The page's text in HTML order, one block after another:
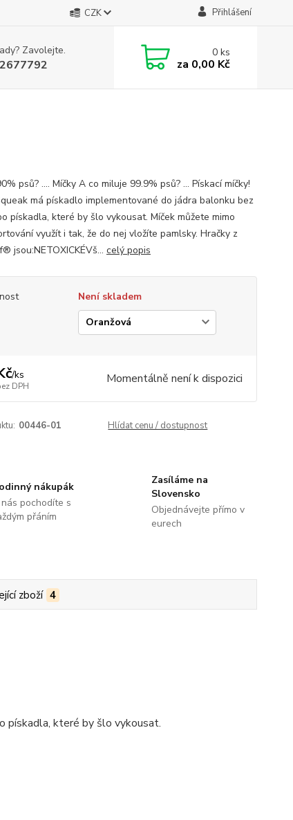
CZK Přihlášení
Zavolejte. 0ks
za 0,00 Kč
psů? .... Míčky A co miluje 99.9% psů? ... Pískací míčky!
má pískadlo implementované do jádra balonku bez
pískadla, které by šlo vykousat. Míček můžete mimo
využít i tak, že do nej vložíte pamlsky. Hračky z
jsou:NETOXICKÉVš... celý popis
Není skladem
/ks
DPH Momentálně není k dispozici
00446-01 Hlídat cenu / dostupnost
nákupák
pochodíte s
přáním
Zasíláme na
Slovensko
Objednávejte přímo v
eurech
zboží 4
pískadla, které by šlo vykousat.